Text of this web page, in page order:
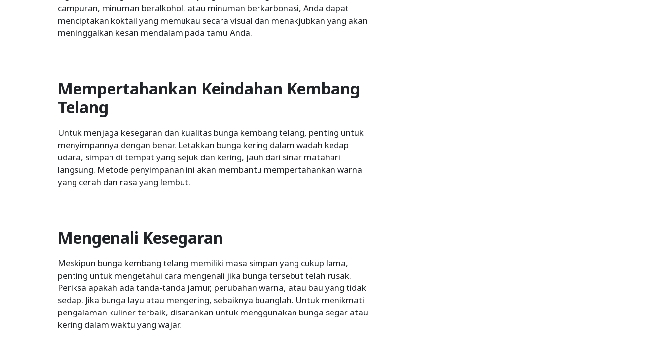
campuran, minuman beralkohol, atau minuman berkarbonasi, Anda dapat
menciptakan koktail yang memukau secara visual dan menakjubkan yang akan
meninggalkan kesan mendalam pada tamu Anda.
Mempertahankan Keindahan Kembang
Telang
Untuk menjaga kesegaran dan kualitas bunga kembang telang, penting untuk
menyimpannya dengan benar. Letakkan bunga kering dalam wadah kedap
udara, simpan di tempat yang sejuk dan kering, jauh dari sinar matahari
langsung. Metode penyimpanan ini akan membantu mempertahankan warna
yang cerah dan rasa yang lembut.
Mengenali Kesegaran
Meskipun bunga kembang telang memiliki masa simpan yang cukup lama,
penting untuk mengetahui cara mengenali jika bunga tersebut telah rusak.
Periksa apakah ada tanda-tanda jamur, perubahan warna, atau bau yang tidak
sedap. Jika bunga layu atau mengering, sebaiknya buanglah. Untuk menikmati
pengalaman kuliner terbaik, disarankan untuk menggunakan bunga segar atau
kering dalam waktu yang wajar.